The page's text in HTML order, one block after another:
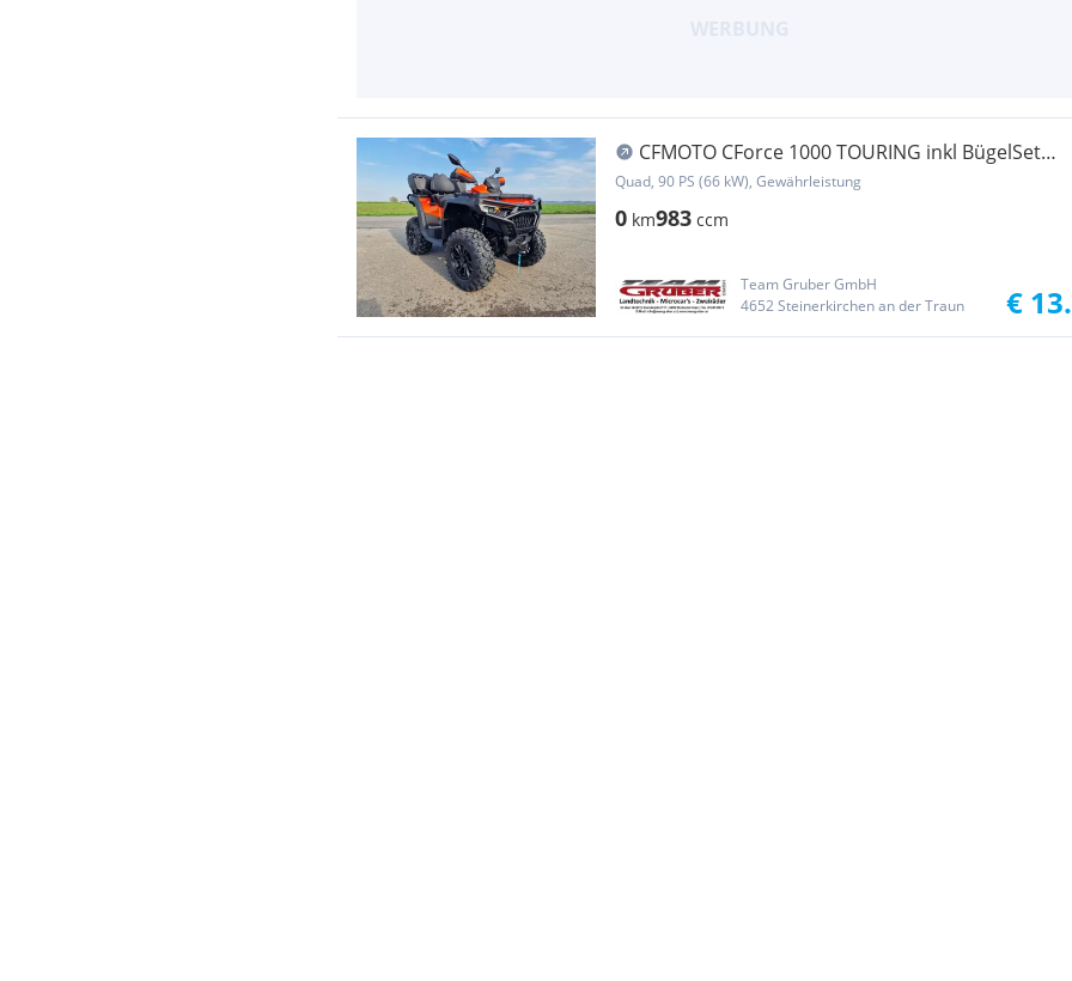
CFMOTO CForce 1000 TOURING inkl BügelSet
vo+hi ABS --Lagernd-...
Quad, 90 PS (66 kW), Gewährleistung
0 km983 ccm
Team Gruber GmbH
4652 Steinerkirchen an der Traun
€